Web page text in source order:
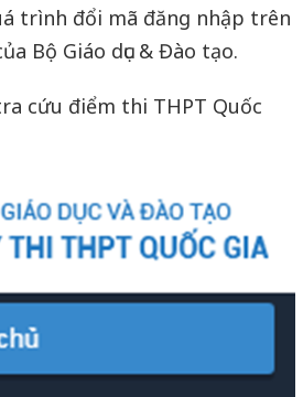
trình đổi mã đăng nhập trên
Bộ Giáo dục & Đào tạo.
cứu điểm thi THPT Quốc